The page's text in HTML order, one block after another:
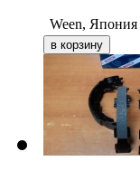
Ween, Япония